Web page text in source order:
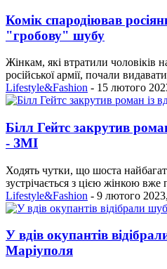
Комік спародіював
"гробову" шубу
Жінкам, які втратили чоловіків
російської армії, почали
Lifestyle&Fashion - 15 лютого
Білл Гейтс закрутив
- ЗМІ
Ходять чутки, що шоста
зустрічається з цією жінкою вже
Lifestyle&Fashion - 9 лютого
У вдів окупантів
Маріуполя